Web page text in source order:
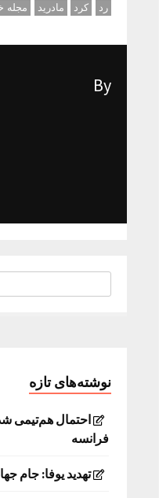
رد
کرد مادرید مجله
By
نوشته‌های تازه
احتمال هم‌تیمی
فرانسه
تهدید یوفا: جام